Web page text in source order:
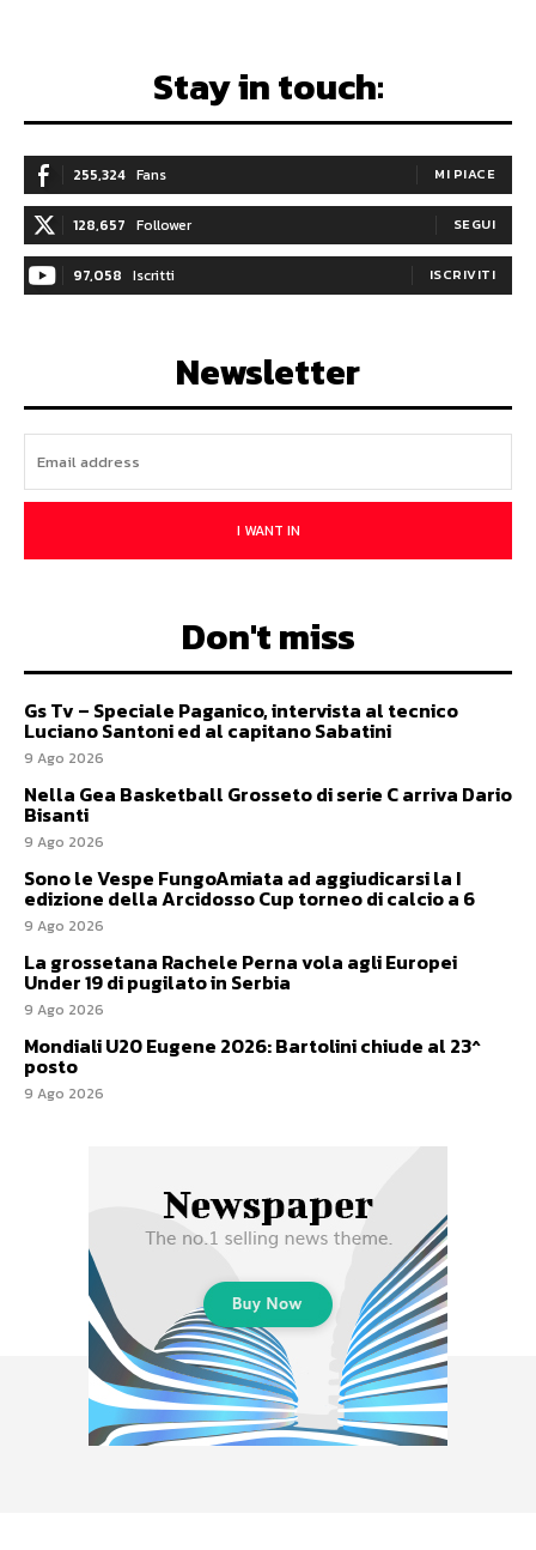
Stay in touch:
255,324 Fans MI PIACE
128,657 Follower SEGUI
97,058 Iscritti ISCRIVITI
Newsletter
I WANT IN
Don't miss
Gs Tv – Speciale Paganico, intervista al tecnico
Luciano Santoni ed al capitano Sabatini
9 Ago 2026
Nella Gea Basketball Grosseto di serie C arriva Dario
Bisanti
9 Ago 2026
Sono le Vespe FungoAmiata ad aggiudicarsi la I
edizione della Arcidosso Cup torneo di calcio a 6
9 Ago 2026
La grossetana Rachele Perna vola agli Europei
Under 19 di pugilato in Serbia
9 Ago 2026
Mondiali U20 Eugene 2026: Bartolini chiude al 23^
posto
9 Ago 2026